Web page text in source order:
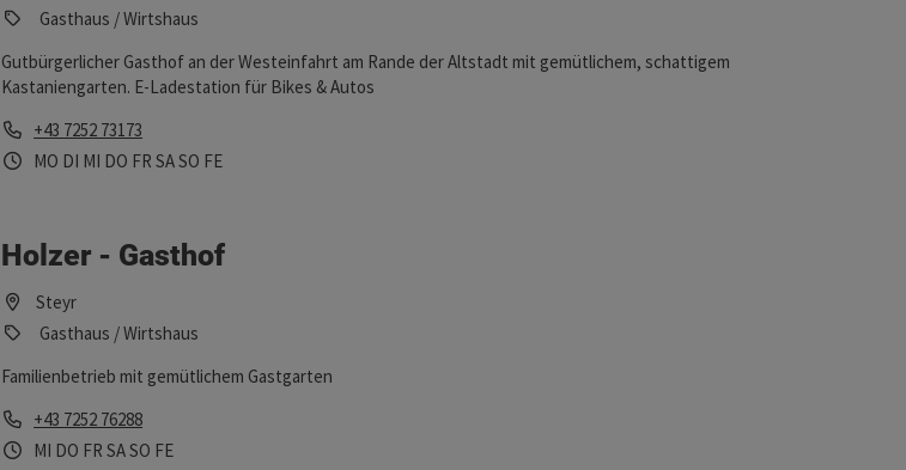
Gasthaus / Wirtshaus
Gutbürgerlicher Gasthof an der Westeinfahrt am Rande der Altstadt mit gemütlichem, schattigem
Kastaniengarten. E-Ladestation für Bikes & Autos
Telefon
+43 7252 73173
Öffnungszeiten
MO Montag geöffnet
DI Dienstag geöffnet
MI Mittwoch geöffnet
DO Donnerstag geöffnet
FRFreitag geöffnet
SASamstag geöffnet
SO Sonntag geöffnet
FEFeiertag geöffnet
Holzer - Gasthof
Steyr
Gasthaus / Wirtshaus
Familienbetrieb mit gemütlichem Gastgarten
Telefon
+43 7252 76288
Öffnungszeiten
MI Mittwoch geöffnet
DO Donnerstag geöffnet
FRFreitag geöffnet
SASamstag geöffnet
SO Sonntag geöffnet
FEFeiertag geöffnet